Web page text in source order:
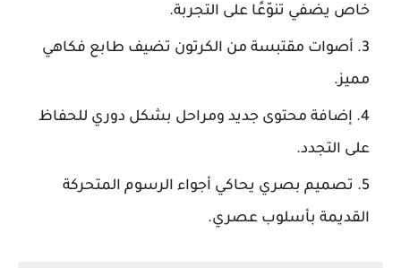
خاص يضفي تنوّعًا على التجربة.
أصوات مقتبسة من الكرتون تضيف طابع فكاهي
مميز.
إضافة محتوى جديد ومراحل بشكل دوري للحفاظ
على التجدد.
تصميم بصري يحاكي أجواء الرسوم المتحركة
القديمة بأسلوب عصري.